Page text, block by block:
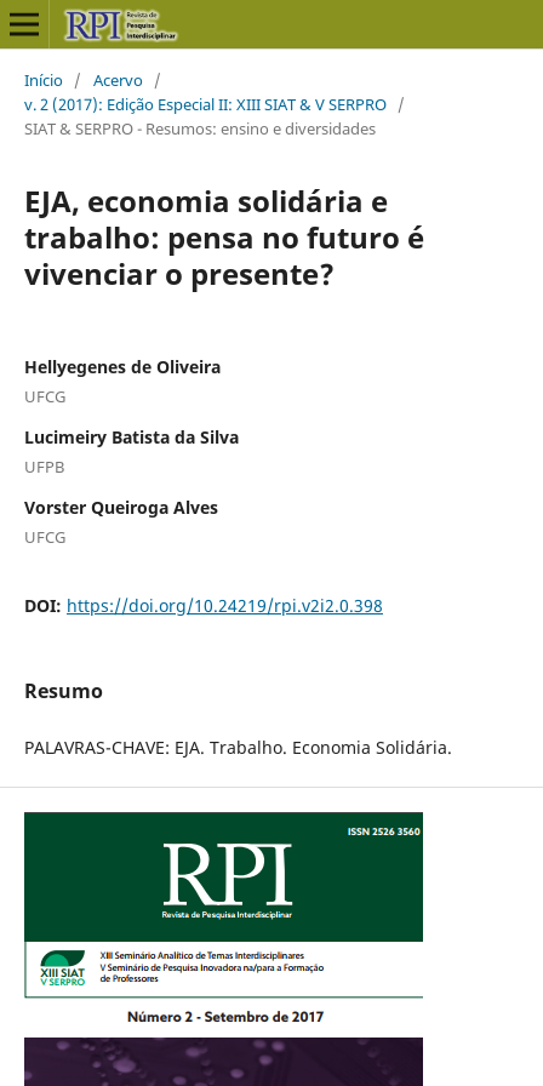
Início / Acervo /
v. 2 (2017): Edição Especial II: XIII SIAT & V SERPRO /
SIAT & SERPRO - Resumos: ensino e diversidades
EJA, economia solidária e
trabalho: pensa no futuro é
vivenciar o presente?
Hellyegenes de Oliveira
UFCG
Lucimeiry Batista da Silva
UFPB
Vorster Queiroga Alves
UFCG
DOI: https://doi.org/10.24219/rpi.v2i2.0.398
Resumo
PALAVRAS-CHAVE: EJA. Trabalho. Economia Solidária.